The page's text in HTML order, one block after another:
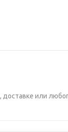
или